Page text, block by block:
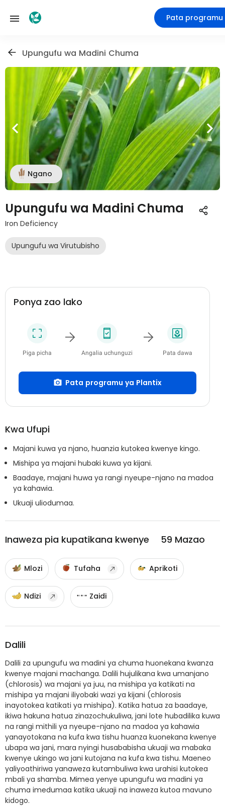
Pata programu
Upungufu wa Madini Chuma
Ngano
Upungufu wa Madini Chuma
Iron Deficiency
Upungufu wa Virutubisho
Ponya zao lako
Piga picha Angalia uchunguzi Pata dawa
Pata programu ya Plantix
Kwa Ufupi
Majani kuwa ya njano, huanzia kutokea kwenye kingo.
Mishipa ya majani hubaki kuwa ya kijani.
Baadaye, majani huwa ya rangi nyeupe-njano na madoa
ya kahawia.
Ukuaji uliodumaa.
Inaweza pia kupatikana kwenye 59 Mazao
Mlozi Tufaha Aprikoti
Ndizi Zaidi
Dalili
Dalili za upungufu wa madini ya chuma huonekana kwanza
kwenye majani machanga. Dalili hujulikana kwa umanjano
(chlorosis) wa majani ya juu, na mishipa ya katikati na
mishipa ya majani iliyobaki wazi ya kijani (chlorosis
inayotokea katikati ya mishipa). Katika hatua za baadaye,
ikiwa hakuna hatua zinazochukuliwa, jani lote hubadilika kuwa
na rangi mithili ya nyeupe-njano na madoa ya kahawia
yanayotokana na kufa kwa tishu huanza kuonekana kwenye
ubapa wa jani, mara nyingi husababisha ukuaji wa mabaka
kwenye ukingo wa jani kutojana na kufa kwa tishu. Maeneo
yaliyoathiriwa yanaweza kutambuliwa kwa urahisi kutokea
mbali ya shamba. Mimea yenye upungufu wa madini ya
chuma imedumaa katika ukuaji na inaweza kutoa mavuno
kidogo.